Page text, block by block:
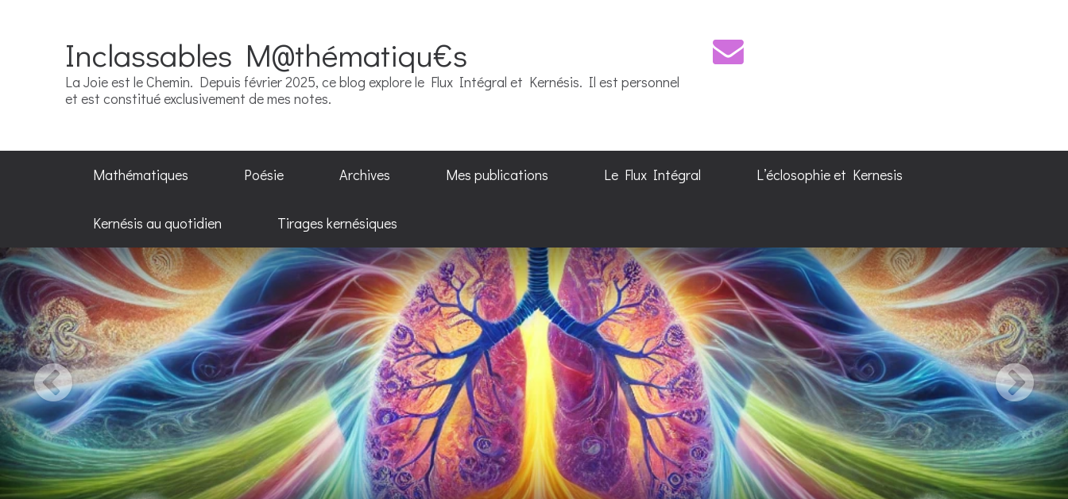
Inclassables M@thématiqu€s
La Joie est le Chemin. Depuis février 2025, ce blog explore le Flux Intégral et Kernésis. Il est personnel
et est constitué exclusivement de mes notes.
Mathématiques Poésie Archives Mes publications Le Flux Intégral L’éclosophie et Kernesis
Kernésis au quotidien Tirages kernésiques